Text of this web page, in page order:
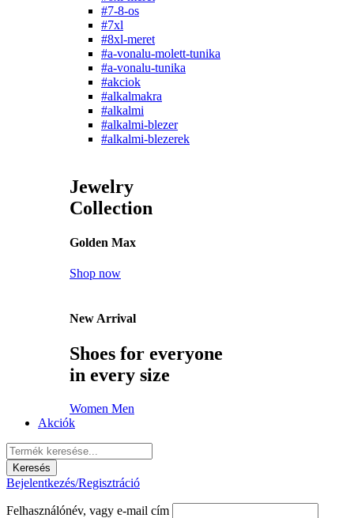
#7-8-os
#7xl
#8xl-meret
#a-vonalu-molett-tunika
#a-vonalu-tunika
#akciok
#alkalmakra
#alkalmi
#alkalmi-blezer
#alkalmi-blezerek
Jewelry
Collection
Golden Max
Shop now
New Arrival
Shoes for everyone
in every size
Women Men
Akciók
Bejelentkezés/Regisztráció
Felhasználónév, vagy e-mail cím